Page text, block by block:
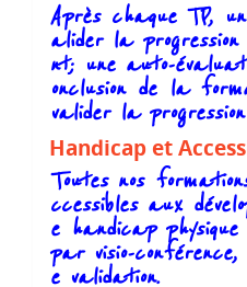
Après chaque TP,
alider la
nt; une auto-
onclusion de la
valider la
Handicap et
Toutes nos
ccessibles aux
e handicap physique
par visio-
e validation.